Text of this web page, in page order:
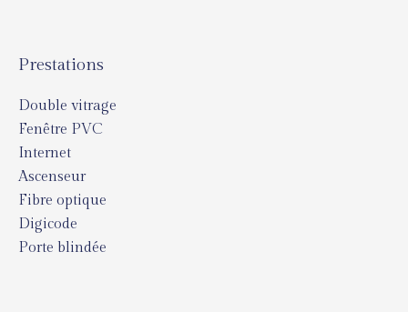
Prestations
Double vitrage
Fenêtre PVC
Internet
Ascenseur
Fibre optique
Digicode
Porte blindée